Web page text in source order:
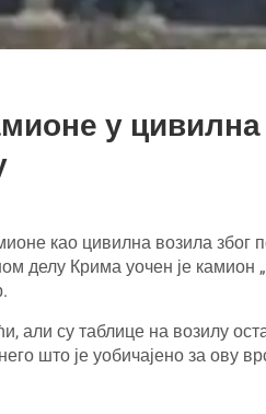
у
као цивилна возила због
делу Крима уочен је камион
али су таблице на возилу
што је уобичајено за ову